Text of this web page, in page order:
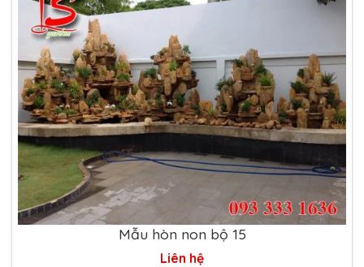
Mẫu hòn non bộ 15
Liên hệ